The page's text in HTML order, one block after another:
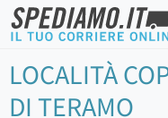
LOCALITÀ
DI TERAMO